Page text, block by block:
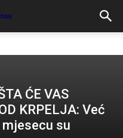
ĆE VAS
KRPELJA: Već
su